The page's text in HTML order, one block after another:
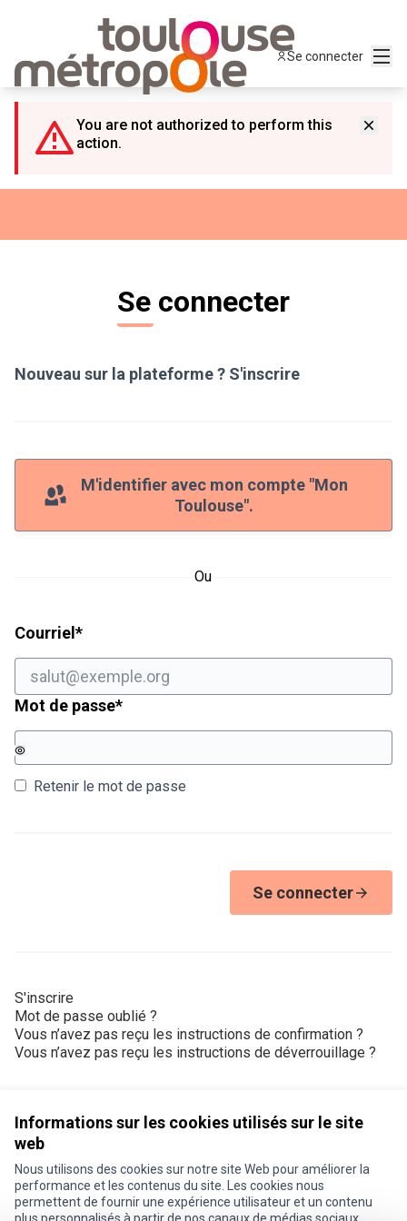
Informations sur les cookies utilisés sur le site
web
Nous utilisons des cookies sur notre site Web pour améliorer la
performance et les contenus du site. Les cookies nous
permettent de fournir une expérience utilisateur et un contenu
Se connecter
You are not authorized to perform this
action.
Se connecter
Nouveau sur la plateforme ? S'inscrire
M'identifier avec mon compte "Mon
Toulouse".
Ou
Courriel *Champ obligatoire
Mot de passe*Champ obligatoire
Retenir le mot de passe
Se connecter
S'inscrire
Mot de passe oublié ?
Vous n’avez pas reçu les instructions de confirmation ?
Vous n’avez pas reçu les instructions de déverrouillage ?
Conditions d'utilisation
Paramètres des cookies
Je participe ! sur X
Je participe ! sur Facebook
Je participe ! sur Instagram